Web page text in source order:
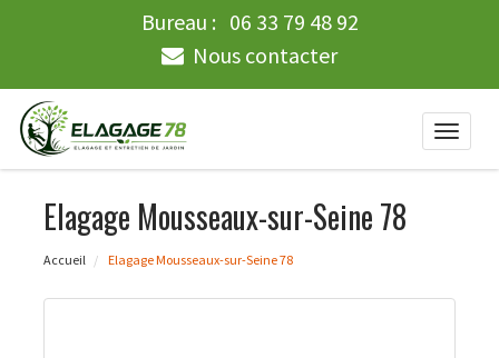
Bureau : 06 33 79 48 92
Nous contacter
Toggle
Elagage Mousseaux-sur-Seine 78
Accueil Elagage Mousseaux-sur-Seine 78